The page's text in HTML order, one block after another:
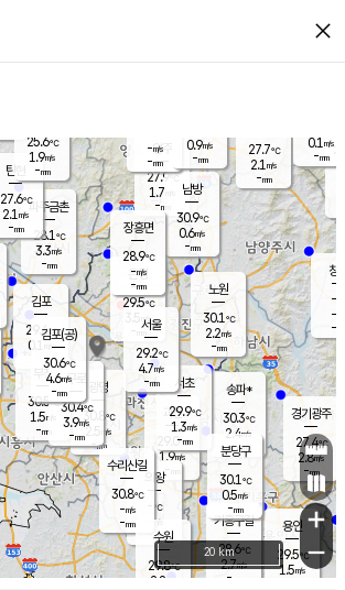
close
양주
27.9℃
1.7
-mm
과천
29.0℃
1.9m/s
- mm
용인
29.5℃
1.5m/s
경기광주
27.4℃
2.8m/s
-mm
파주금촌
28.1℃
3.3m/s
-mm
27.7℃
2.1 m/s
-mm
창
-
-m/
-
탄현
27.6℃
2.1 m/s
-mm
0.1 m/s
-mm
의왕
- ℃
m/s
mm
김포
29.4℃
0.1 m/s
mm
광명
30.8 ℃
2.5 m/s
-mm
부천
30.5℃
1.5m/s
-mm
구로
30.4℃
3.9m/s
-mm
은평
29.5℃
3.5 m/s
- mm
노원
30.1℃
2.2m/s
-mm
송파*
30.3℃
2.4m/s
-mm
서초
29.9℃
1.3m/s
-mm
남방
30.9℃
0.6m/s
-mm
기흥구갈
28.6℃
2.7m/s
-
수리산길
30.8℃
-m/s
-mm
분당구
30.1℃
0.5m/s
-mm
장흥면
28.9℃
-m/s
-mm
-m/s
-mm
김포(공)
30.6℃
4.6m/s
-mm
수원
29.8℃
2.8 m/s
서울
29.2℃
4.7m/s
-mm
25.6℃
1.9m/s
-mm
0.9m/s
-mm
+
−
20 km